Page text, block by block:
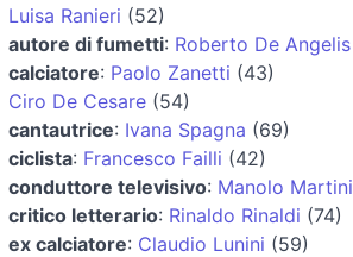
Luisa Ranieri (52)
autore di fumetti: Roberto De Angelis
calciatore: Paolo Zanetti (43)
Ciro De Cesare (54)
cantautrice: Ivana Spagna (69)
ciclista: Francesco Failli (42)
conduttore televisivo: Manolo Martini
critico letterario: Rinaldo Rinaldi (74)
ex calciatore: Claudio Lunini (59)